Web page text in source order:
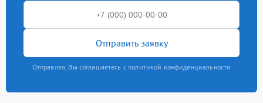
Отправить заявку
Отправляя, Вы соглашаетесь с политикой конфиденциальности